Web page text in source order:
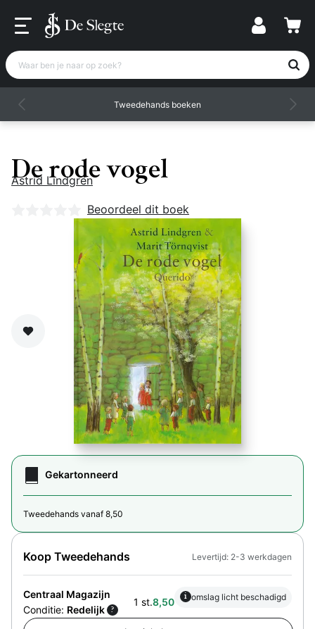
Waar ben je naar op zoek?
Tweedehands boeken
De rode vogel
Astrid Lindgren
Nog geen beoordelingen
Beoordeel dit boek
Zet op verlanglijst
Gekartonneerd
Tweedehands vanaf 8,50
Koop Tweedehands
Centraal Magazijn
Conditie: Redelijk ?
1 st.8,50 i omslag licht beschadigd
Levertijd: 2-3 werkdagen